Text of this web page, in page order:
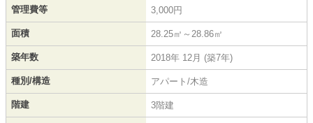
管理費等 3,000円
面積 28.25㎡～28.86㎡
築年数 2018年 12月 (築7年)
種別/構造 アパート/木造
階建 3階建